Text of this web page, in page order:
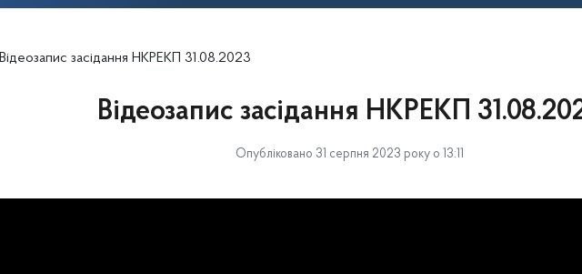
Відеозапис засідання НКРЕКП 31.08.2023
Відеозапис засідання НКРЕКП
Опубліковано 31 серпня 2023 року о 13:11